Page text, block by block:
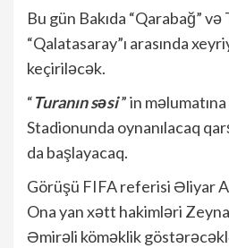
Bu gün Bakıda “Qarabağ”
“Qalatasaray”ı arasında
keçiriləcək.
“Turanın səsi” in
Stadionunda oynanılacaq
da başlayacaq.
Görüşü FIFA referisi Əliyar
Ona yan xətt hakimləri
Əmirəli köməklik